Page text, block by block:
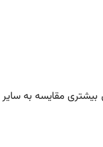
مواد استفاده شده در ساخت لوله‌ها، پلیکا 6 بار با ویژگی‌های بیشتری مقایسه به سایر